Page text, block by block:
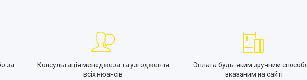
за
Консультація менеджера та узгодження
всіх нюансів
Оплата будь-яким зручним
вказаним на сайті